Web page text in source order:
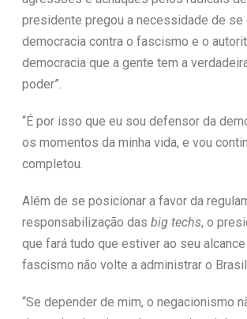
presidente pregou a necessidade de se
democracia contra o fascismo e o
democracia que a gente tem a
poder”.
“É por isso que eu sou defensor da
os momentos da minha vida, e vou
completou.
Além de se posicionar a favor da
responsabilização das big techs, o
que fará tudo que estiver ao seu
fascismo não volte a administrar o Brasil.
“Se depender de mim, o negacionismo